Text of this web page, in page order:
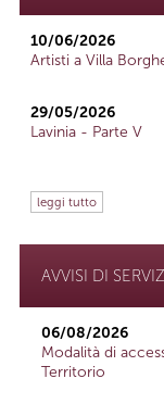
10/06/2026
Artisti a Villa
29/05/2026
Lavinia - Parte V
leggi tutto
AVVISI DI
06/08/2026
Modalità di
Territorio